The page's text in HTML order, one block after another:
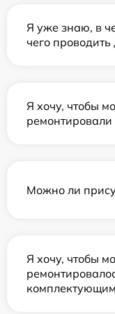
Я уже знаю, в
чего проводить
Я хочу, чтобы
Можно ли
Я хочу, чтобы